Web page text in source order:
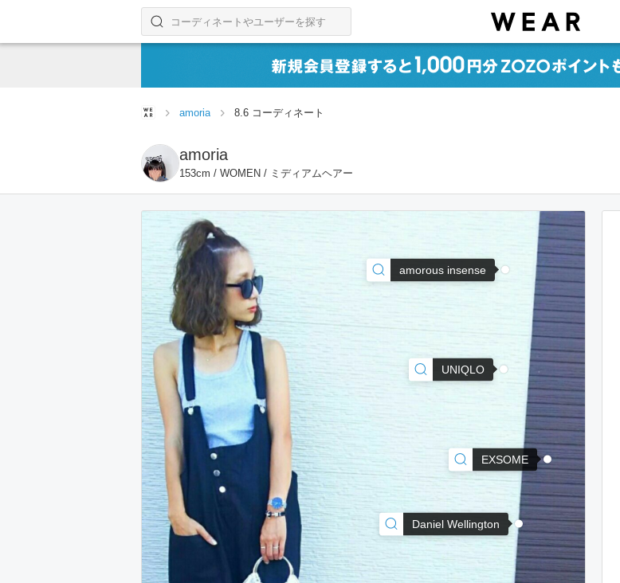
コーディネートやユーザーを探す
検索する
amoria 8.6 コーディネート
amoria
153cm / WOMEN / ミディアムヘアー
UNIQLO
EXSOME
amorous insense
Daniel Wellington